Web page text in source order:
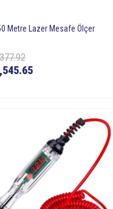
Metre Lazer Mesafe Ölçer